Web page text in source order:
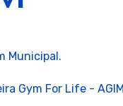
Municipal.